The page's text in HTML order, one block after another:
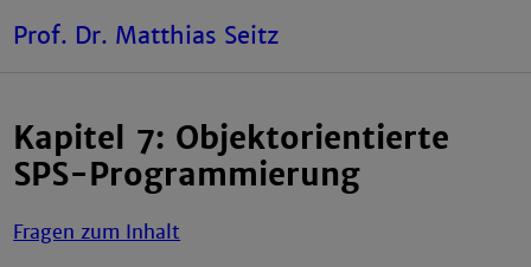
Prof. Dr. Matthias Seitz
Kapitel 7: Objektorientierte
SPS-Programmierung
Fragen zum Inhalt